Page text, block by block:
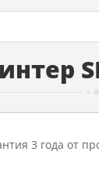
3 года от